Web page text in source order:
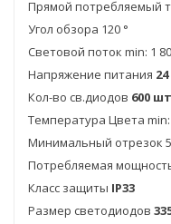
Прямой потребляемый
Угол обзора 120 °
Световой поток min: 1
Напряжение питания 24
Кол-во св.диодов 600 шт
Температура Цвета min:
Минимальный отрезок
Потребляемая
Класс защиты IP33
Размер светодиодов